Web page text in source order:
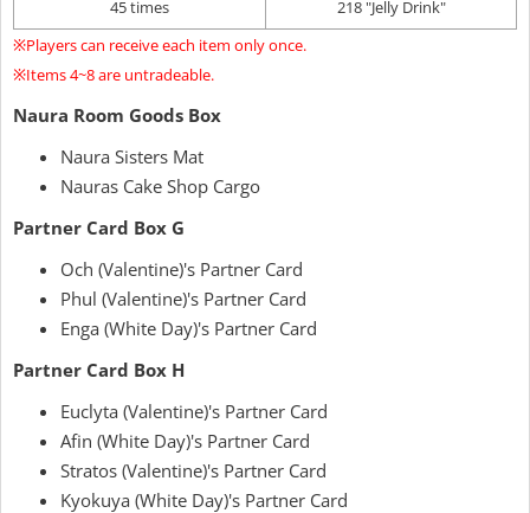
45 times
218 "Jelly Drink"
※Players can receive each item only once.
※Items 4~8 are untradeable.
Naura Room Goods Box
Naura Sisters Mat
Nauras Cake Shop Cargo
Partner Card Box G
Och (Valentine)'s Partner Card
Phul (Valentine)'s Partner Card
Enga (White Day)'s Partner Card
Partner Card Box H
Euclyta (Valentine)'s Partner Card
Afin (White Day)'s Partner Card
Stratos (Valentine)'s Partner Card
Kyokuya (White Day)'s Partner Card